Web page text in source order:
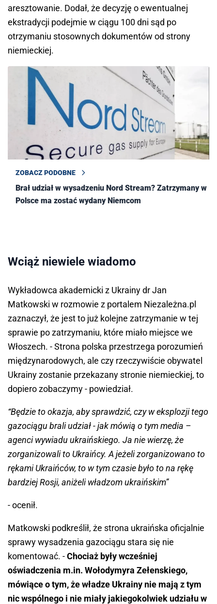
aresztowanie. Dodał, że decyzję o ewentualnej
ekstradycji podejmie w ciągu 100 dni sąd po
otrzymaniu stosownych dokumentów od strony
niemieckiej.
ZOBACZ PODOBNE
Brał udział w wysadzeniu Nord Stream? Zatrzymany w
Polsce ma zostać wydany Niemcom
Wciąż niewiele wiadomo
Wykładowca akademicki z Ukrainy dr Jan
Matkowski w rozmowie z portalem Niezależna.pl
zaznaczył, że jest to już kolejne zatrzymanie w tej
sprawie po zatrzymaniu, które miało miejsce we
Włoszech. - Strona polska przestrzega porozumień
międzynarodowych, ale czy rzeczywiście obywatel
Ukrainy zostanie przekazany stronie niemieckiej, to
dopiero zobaczymy - powiedział.
“Będzie to okazja, aby sprawdzić, czy w eksplozji tego
gazociągu brali udział - jak mówią o tym media –
agenci wywiadu ukraińskiego. Ja nie wierzę, że
zorganizowali to Ukraińcy. A jeżeli zorganizowano to
rękami Ukraińców, to w tym czasie było to na rękę
bardziej Rosji, aniżeli władzom ukraińskim”
- ocenił.
Matkowski podkreślił, że strona ukraińska oficjalnie
sprawy wysadzenia gazociągu stara się nie
komentować. -Chociaż były wcześniej
oświadczenia m.in. Wołodymyra Zełenskiego,
mówiące o tym, że władze Ukrainy nie mają z tym
nic wspólnego i nie miały jakiegokolwiek udziału w